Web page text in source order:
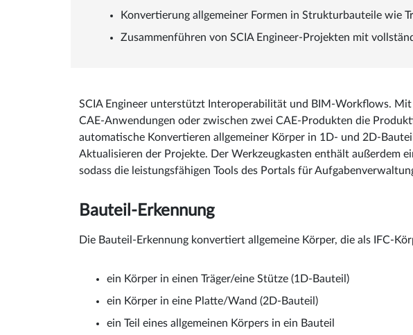
Konvertierung allgemeiner Formen in Strukturbauteile wie
Zusammenführen von SCIA Engineer-Projekten mit
SCIA Engineer unterstützt Interoperabilität und BIM-Workflows.
CAE-Anwendungen oder zwischen zwei CAE-Produkten die
automatische Konvertieren allgemeiner Körper in 1D- und 2D-
Aktualisieren der Projekte. Der Werkzeugkasten enthält außerdem
sodass die leistungsfähigen Tools des Portals für
Bauteil-Erkennung
Die Bauteil-Erkennung konvertiert allgemeine Körper, die als IFC-
ein Körper in einen Träger/eine Stütze (1D-Bauteil)
ein Körper in eine Platte/Wand (2D-Bauteil)
ein Teil eines allgemeinen Körpers in ein Bauteil